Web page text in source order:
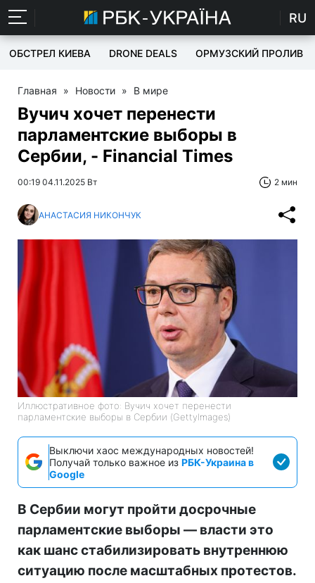
RU
ОБСТРЕЛ КИЕВА DRONE DEALS ОРМУЗСКИЙ ПРОЛИВ
Главная » Новости » В мире
Вучич хочет перенести
парламентские выборы в
Сербии, - Financial Times
00:19 04.11.2025 Вт 2 мин
АНАСТАСИЯ НИКОНЧУК
Иллюстративное фото: Вучич хочет перенести
парламентские выборы в Сербии (GettyImages)
Выключи хаос международных новостей!
Получай только важное из РБК-Украина в
Google
В Сербии могут пройти досрочные
парламентские выборы — власти это
как шанс стабилизировать внутреннюю
ситуацию после масштабных протестов.